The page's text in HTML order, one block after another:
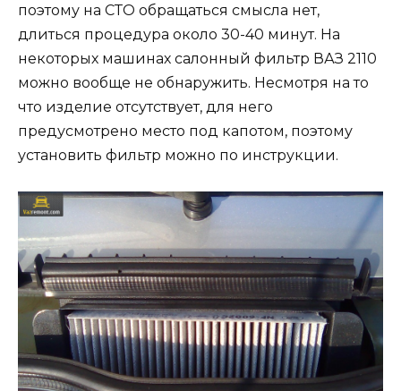
поэтому на СТО обращаться смысла нет,
длиться процедура около 30-40 минут. На
некоторых машинах салонный фильтр ВАЗ 2110
можно вообще не обнаружить. Несмотря на то
что изделие отсутствует, для него
предусмотрено место под капотом, поэтому
установить фильтр можно по инструкции.